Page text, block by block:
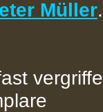
Müller.